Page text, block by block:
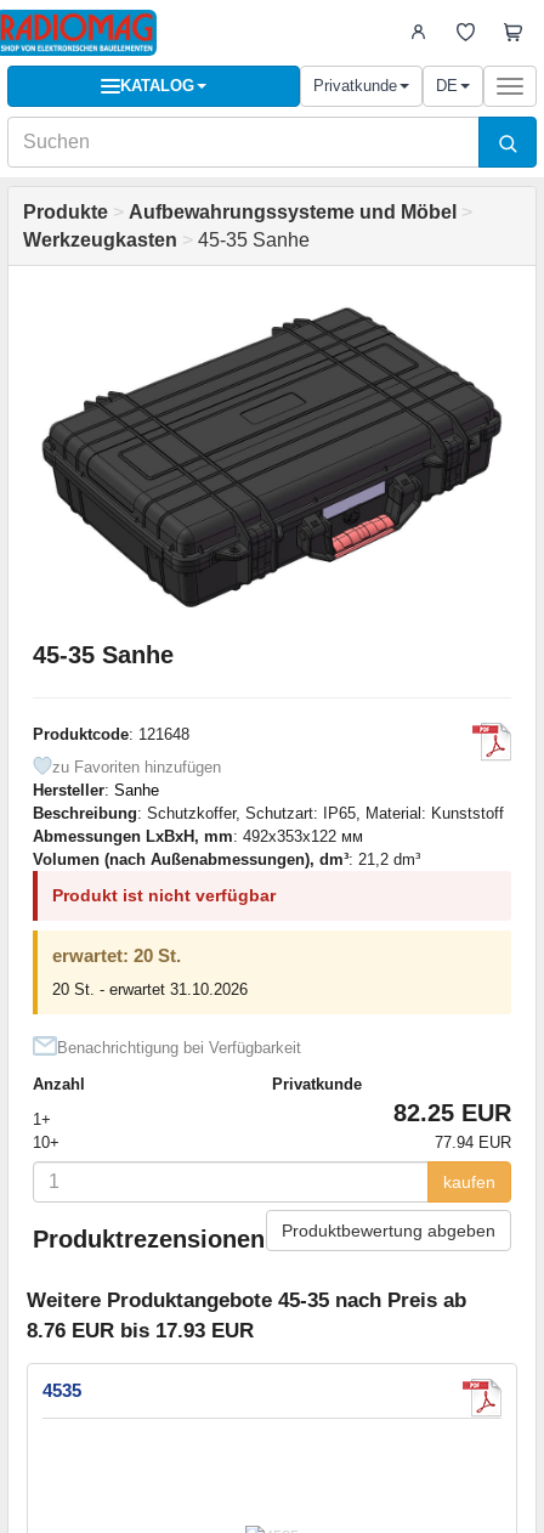
KATALOG Privatkunde DE
Produkte > Aufbewahrungssysteme und Möbel >
Werkzeugkasten > 45-35 Sanhe
45-35 Sanhe
Produktcode: 121648
zu Favoriten hinzufügen
Hersteller: Sanhe
Beschreibung: Schutzkoffer, Schutzart: IP65, Material: Kunststoff
Abmessungen LxBxH, mm: 492x353x122 мм
Volumen (nach Außenabmessungen), dm³: 21,2 dm³
Produkt ist nicht verfügbar
erwartet: 20 St.
20 St. - erwartet 31.10.2026
Benachrichtigung bei Verfügbarkeit
Anzahl
Privatkunde
1+
82.25 EUR
10+ 77.94 EUR
kaufen
Produktrezensionen Produktbewertung abgeben
Weitere Produktangebote 45-35 nach Preis ab
8.76 EUR bis 17.93 EUR
4535